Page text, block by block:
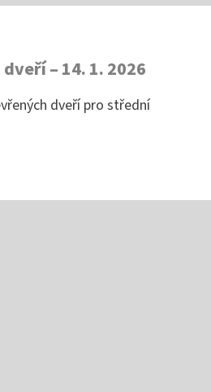
– 14. 1. 2026
dveří pro střední